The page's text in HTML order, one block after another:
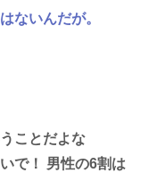
ないんだが。
ことだよな
で！ 男性の6割は